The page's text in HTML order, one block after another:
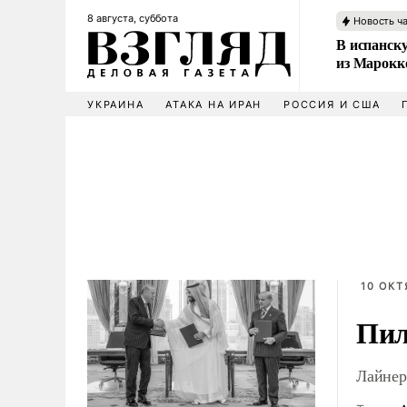
8 августа, суббота Новость
В
из
УКРАИНА АТАКА НА ИРАН РОССИЯ И США
10